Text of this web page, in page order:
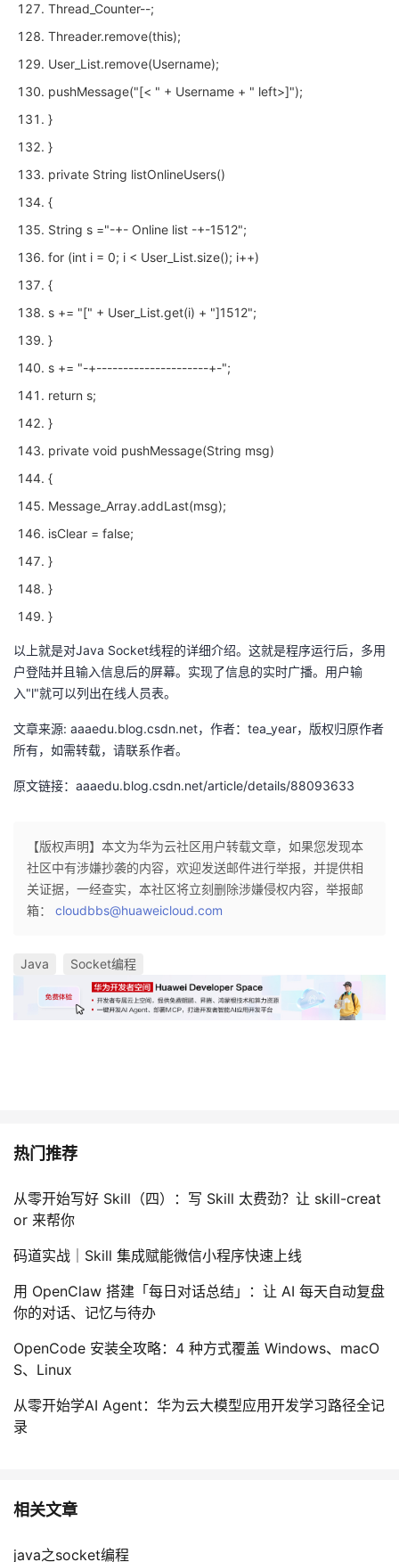
Thread_Counter--;
Threader.remove(this);
User_List.remove(Username);
pushMessage("[< " + Username + " left>]");
}
}
private String listOnlineUsers()
{
String s ="-+- Online list -+-1512";
for (int i = 0; i < User_List.size(); i++)
{
s += "[" + User_List.get(i) + "]1512";
}
s += "-+---------------------+-";
return s;
}
private void pushMessage(String msg)
{
Message_Array.addLast(msg);
isClear = false;
}
}
}
以上就是对Java Socket线程的详细介绍。这就是程序运行后，多用
户登陆并且输入信息后的屏幕。实现了信息的实时广播。用户输
入"l"就可以列出在线人员表。
文章来源: aaaedu.blog.csdn.net，作者：tea_year，版权归原作者
所有，如需转载，请联系作者。
原文链接：aaaedu.blog.csdn.net/article/details/88093633
【版权声明】本文为华为云社区用户转载文章，如果您发现本
社区中有涉嫌抄袭的内容，欢迎发送邮件进行举报，并提供相
关证据，一经查实，本社区将立刻删除涉嫌侵权内容，举报邮
箱： cloudbbs@huaweicloud.com
Java Socket编程
热门推荐
从零开始写好 Skill（四）：写 Skill 太费劲？让 skill-creat
or 来帮你
码道实战｜Skill 集成赋能微信小程序快速上线
用 OpenClaw 搭建「每日对话总结」：让 AI 每天自动复盘
你的对话、记忆与待办
OpenCode 安装全攻略：4 种方式覆盖 Windows、macO
S、Linux
从零开始学AI Agent：华为云大模型应用开发学习路径全记
录
相关文章
java之socket编程